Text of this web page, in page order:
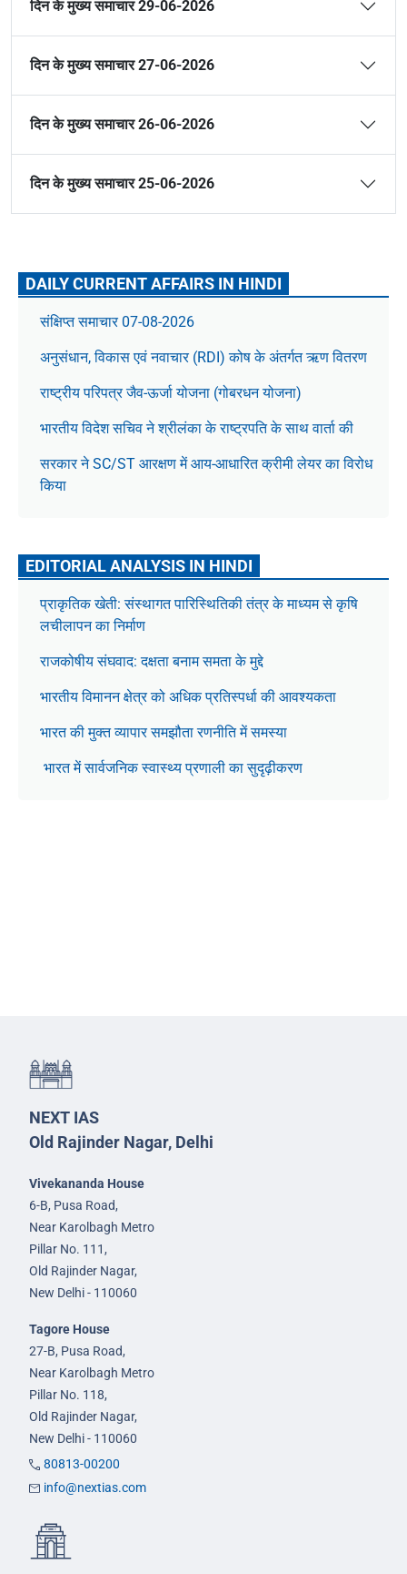
दिन के मुख्य समाचार 29-06-2026
दिन के मुख्य समाचार 27-06-2026
दिन के मुख्य समाचार 26-06-2026
दिन के मुख्य समाचार 25-06-2026
DAILY CURRENT AFFAIRS IN HINDI
संक्षिप्त समाचार 07-08-2026
अनुसंधान, विकास एवं नवाचार (RDI) कोष के अंतर्गत ऋण वितरण
राष्ट्रीय परिपत्र जैव-ऊर्जा योजना (गोबरधन योजना)
भारतीय विदेश सचिव ने श्रीलंका के राष्ट्रपति के साथ वार्ता की
सरकार ने SC/ST आरक्षण में आय-आधारित क्रीमी लेयर का विरोध
किया
EDITORIAL ANALYSIS IN HINDI
प्राकृतिक खेती: संस्थागत पारिस्थितिकी तंत्र के माध्यम से कृषि
लचीलापन का निर्माण
राजकोषीय संघवाद: दक्षता बनाम समता के मुद्दे
भारतीय विमानन क्षेत्र को अधिक प्रतिस्पर्धा की आवश्यकता
भारत की मुक्त व्यापार समझौता रणनीति में समस्या
भारत में सार्वजनिक स्वास्थ्य प्रणाली का सुदृढ़ीकरण
NEXT IAS
Old Rajinder Nagar, Delhi
Vivekananda House
6-B, Pusa Road,
Near Karolbagh Metro
Pillar No. 111,
Old Rajinder Nagar,
New Delhi - 110060
Tagore House
27-B, Pusa Road,
Near Karolbagh Metro
Pillar No. 118,
Old Rajinder Nagar,
New Delhi - 110060
80813-00200
info@nextias.com